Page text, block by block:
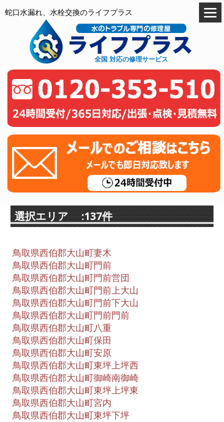
蛇口水漏れ、水栓交換のライフプラス
全国 対応の修理サービス
選択エリア :137件
鳥取県西伯郡大山町妻木
鳥取県西伯郡大山町門前
鳥取県西伯郡大山町門前営団
鳥取県西伯郡大山町門前上大山
鳥取県西伯郡大山町門前下大山
鳥取県西伯郡大山町門前門前
鳥取県西伯郡大山町八重
鳥取県西伯郡大山町保田
鳥取県西伯郡大山町安原
鳥取県西伯郡大山町東坪上坪西
鳥取県西伯郡大山町御崎南御崎
鳥取県西伯郡大山町東坪上坪東
鳥取県西伯郡大山町宮内
鳥取県西伯郡大山町東坪下坪